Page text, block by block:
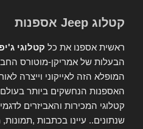
קטלוג Jeep אספנות
ראשית אספנו את כל קטלוגי ג'יפ
הבעלות של אמריקן-מוטורס
המופלא הזה לאייקוני וייצרה
האספנות הנחשקים ביותר
קטלוגי המכירות והאביזרים לדגמי
שנתונים.. עיינו בכתבות